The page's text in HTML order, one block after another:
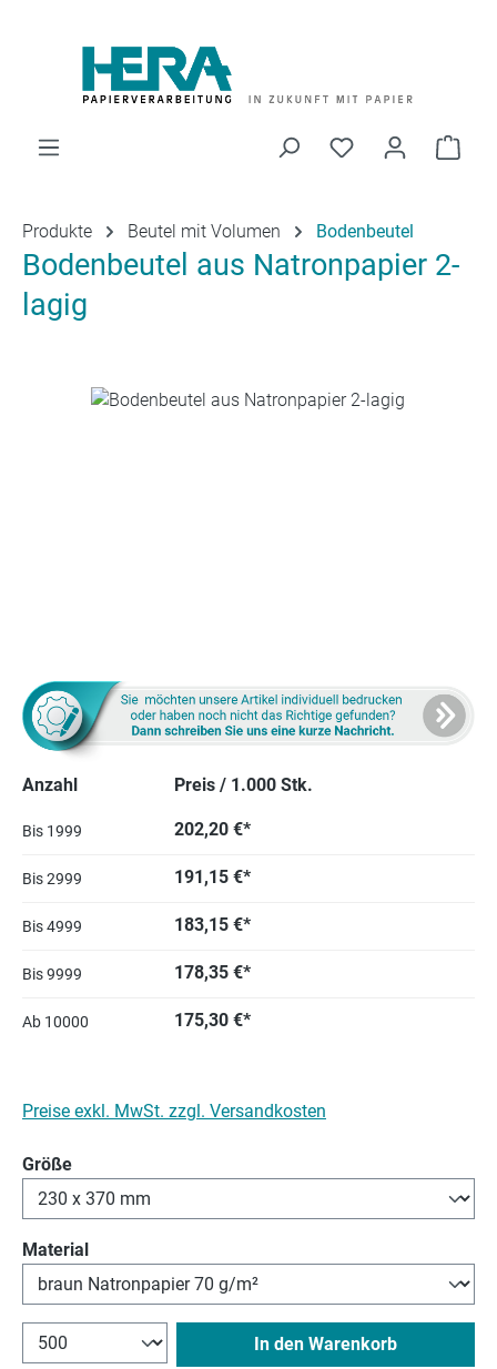
Du hast 0
Produkte Beutel mit Volumen Bodenbeutel
Bodenbeutel aus Natronpapier 2-
lagig
Bildergalerie überspringen
Anzahl Preis / 1.000 Stk.
Bis 1999 202,20 €*
Bis2999 191,15 €*
Bis4999 183,15 €*
Bis9999 178,35 €*
Ab 10000 175,30 €*
Preise exkl. MwSt. zzgl. Versandkosten
Größeauswählen
Materialauswählen
In den Warenkorb